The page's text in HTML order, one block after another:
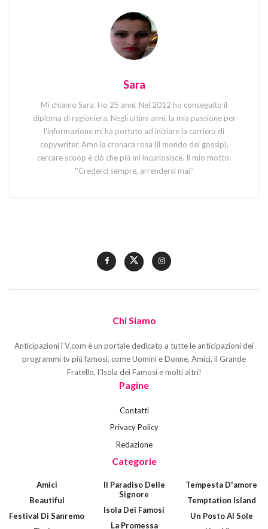
Sara
Mi chiamo Sara. Ho 25 anni. Nel 2012 ho conseguito il
diploma di ragioniera. Negli ultimi anni, la mia passione per
l'informazione mi ha portato ad iniziare la carriera di
copywriter. Amo la cronaca rosa (il mondo del gossip),
cercare scoop è ciò che più mi incuriosisce. Il mio motto:
''Crederci sempre, arrendersi mai''
Chi Siamo
AnticipazioniTV.com è un portale dedicato a tutte le anticipazioni dei
programmi tv più famosi, come Uomini e Donne, Amici, il Grande
Fratello, l'Isola dei Famosi e molti altri!
Pagine
Contatti
Privacy Policy
Redazione
Categorie
Amici
Beautiful
Festival Di Sanremo
Il Paradiso Delle
Signore
Isola Dei Famosi
La Promessa
Tempesta D'amore
Temptation Island
Un Posto Al Sole